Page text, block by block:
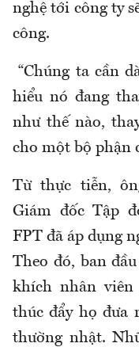
nghệ tới công ty
công.
“Chúng ta cần
hiểu nó đang
như thế nào,
cho một bộ phận
Từ thực tiễn,
Giám đốc Tập
FPT đã áp dụng
Theo đó, ban
khích nhân viên
thúc đẩy họ đưa
thường nhật.